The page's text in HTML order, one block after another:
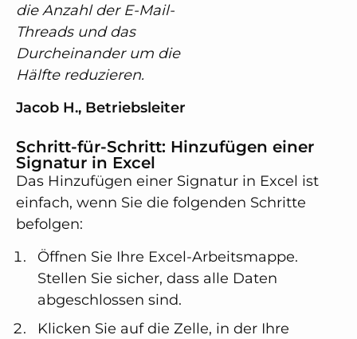
die Anzahl der E-Mail-
Threads und das
Durcheinander um die
Hälfte reduzieren.
Jacob H., Betriebsleiter
Schritt-für-Schritt: Hinzufügen einer
Signatur in Excel
Das Hinzufügen einer Signatur in Excel ist
einfach, wenn Sie die folgenden Schritte
befolgen:
Öffnen Sie Ihre Excel-Arbeitsmappe.
Stellen Sie sicher, dass alle Daten
abgeschlossen sind.
Klicken Sie auf die Zelle, in der Ihre